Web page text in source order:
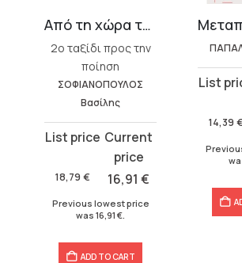
Από τη χώρα του φωτός και των ονείρων
2ο ταξίδι προς την
ποίηση
ΣΟΦΙΑΝΟΠΟΥΛΟΣ
Βασίλης
18,79 €
Original
was:
16,91 €
Current
is:
Previous lowest price
was 16,91 €
ADD TO CART
14,39 €
was:
is: